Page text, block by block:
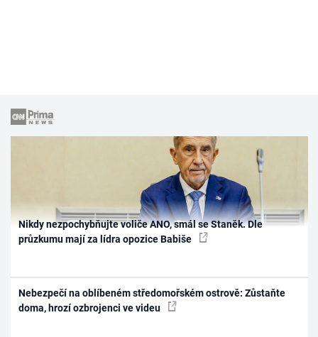
Nikdy nezpochybňujte voliče ANO, smál se Staněk. Dle
průzkumu mají za lídra opozice Babiše
Nebezpečí na oblíbeném středomořském ostrově: Zůstaňte
doma, hrozí ozbrojenci ve videu